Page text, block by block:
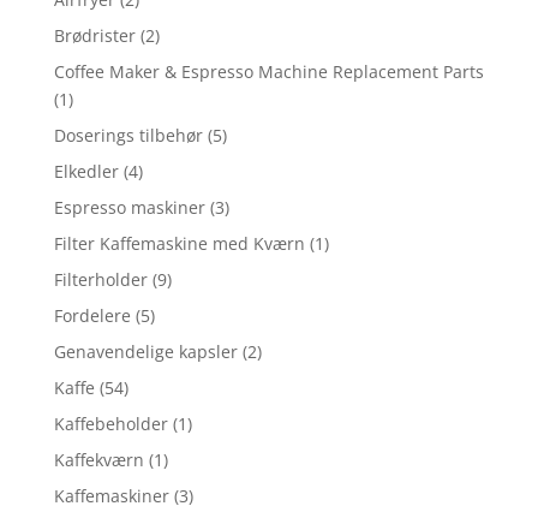
Brødrister (2)
Coffee Maker & Espresso Machine Replacement Parts
(1)
Doserings tilbehør (5)
Elkedler (4)
Espresso maskiner (3)
Filter Kaffemaskine med Kværn (1)
Filterholder (9)
Fordelere (5)
Genavendelige kapsler (2)
Kaffe (54)
Kaffebeholder (1)
Kaffekværn (1)
Kaffemaskiner (3)